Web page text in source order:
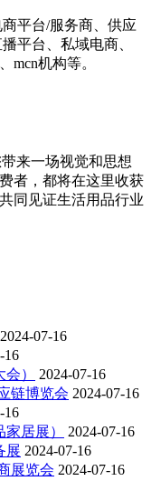
平台/服务商、供应
平台、私域电商、
mcn机构等。
来一场视觉和思想
者，都将在这里收获
同见证生活用品行业
2024-07-16
16
）
2024-07-16
链博览会 2024-07-16
16
居展）
2024-07-16
展 2024-07-16
展览会 2024-07-16